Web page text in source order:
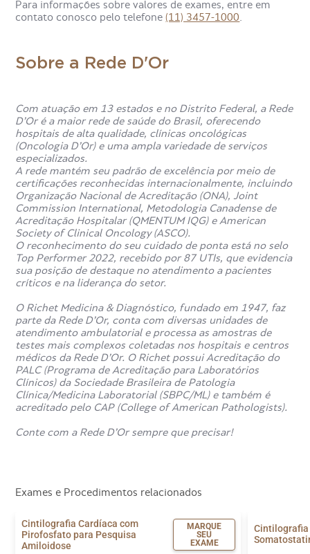
Para informações sobre valores de exames, entre em
contato conosco pelo telefone(11) 3457-1000
Sobre a Rede D'Or
Com atuação em 13 estados e no Distrito Federal, a Rede
D’Or é a maior rede de saúde do Brasil, oferecendo
hospitais de alta qualidade, clínicas oncológicas
(Oncologia D’Or) e uma ampla variedade de serviços
especializados.
A rede mantém seu padrão de excelência por meio de
certificações reconhecidas internacionalmente, incluindo
Organização Nacional de Acreditação (ONA), Joint
Commission International, Metodologia Canadense de
Acreditação Hospitalar (QMENTUM IQG) e American
Society of Clinical Oncology (ASCO).
O reconhecimento do seu cuidado de ponta está no selo
Top Performer 2022, recebido por 87 UTIs, que evidencia
sua posição de destaque no atendimento a pacientes
críticos e na liderança do setor.
O Richet Medicina & Diagnóstico, fundado em 1947, faz
parte da Rede D’Or, conta com diversas unidades de
atendimento ambulatorial e processa as amostras de
testes mais complexos coletadas nos hospitais e centros
médicos da Rede D’Or. O Richet possui Acreditação do
PALC (Programa de Acreditação para Laboratórios
Clínicos) da Sociedade Brasileira de Patologia
Clínica/Medicina Laboratorial (SBPC/ML) e também é
acreditado pelo CAP (College of American Pathologists).
Conte com a Rede D’Or sempre que precisar!
Exames e Procedimentos relacionados
Cintilografia Cardíaca com
Pirofosfato para Pesquisa
Amiloidose
MARQUE
SEU
EXAME
Cintilografia